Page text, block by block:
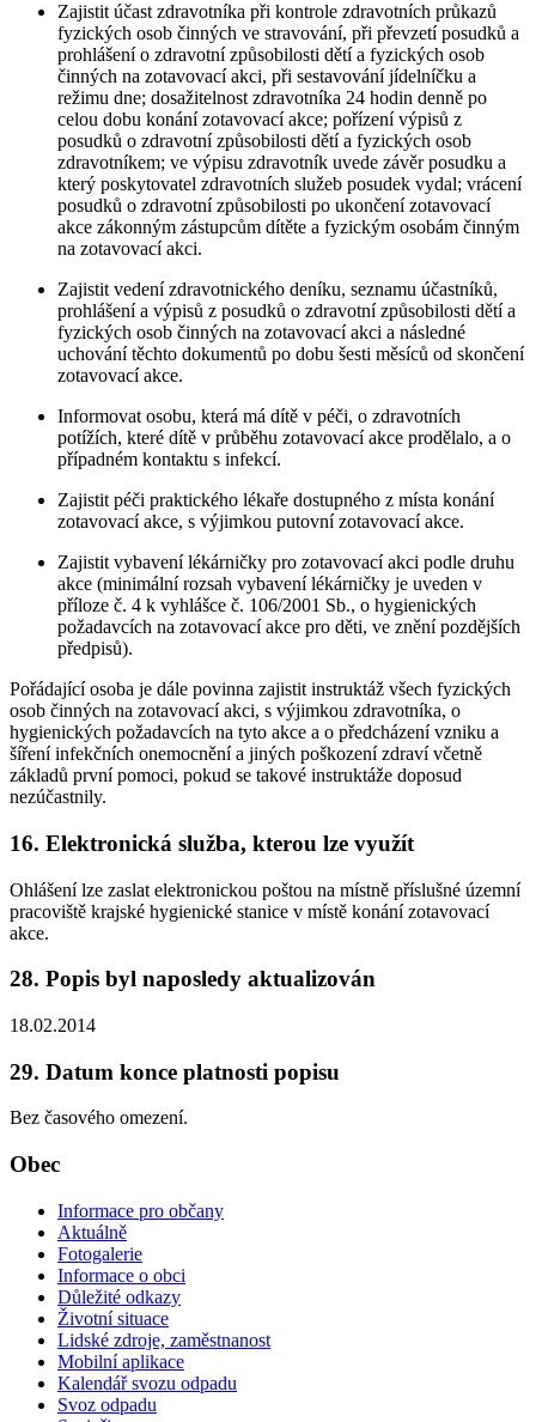
Zajistit účast zdravotníka při kontrole zdravotních průkazů
fyzických osob činných ve stravování, při převzetí posudků a
prohlášení o zdravotní způsobilosti dětí a fyzických osob
činných na zotavovací akci, při sestavování jídelníčku a
režimu dne; dosažitelnost zdravotníka 24 hodin denně po
celou dobu konání zotavovací akce; pořízení výpisů z
posudků o zdravotní způsobilosti dětí a fyzických osob
zdravotníkem; ve výpisu zdravotník uvede závěr posudku a
který poskytovatel zdravotních služeb posudek vydal; vrácení
posudků o zdravotní způsobilosti po ukončení zotavovací
akce zákonným zástupcům dítěte a fyzickým osobám činným
na zotavovací akci.
Zajistit vedení zdravotnického deníku, seznamu účastníků,
prohlášení a výpisů z posudků o zdravotní způsobilosti dětí a
fyzických osob činných na zotavovací akci a následné
uchování těchto dokumentů po dobu šesti měsíců od skončení
zotavovací akce.
Informovat osobu, která má dítě v péči, o zdravotních
potížích, které dítě v průběhu zotavovací akce prodělalo, a o
případném kontaktu s infekcí.
Zajistit péči praktického lékaře dostupného z místa konání
zotavovací akce, s výjimkou putovní zotavovací akce.
Zajistit vybavení lékárničky pro zotavovací akci podle druhu
akce (minimální rozsah vybavení lékárničky je uveden v
příloze č. 4 k vyhlášce č. 106/2001 Sb., o hygienických
požadavcích na zotavovací akce pro děti, ve znění pozdějších
předpisů).
Pořádající osoba je dále povinna zajistit instruktáž všech fyzických
osob činných na zotavovací akci, s výjimkou zdravotníka, o
hygienických požadavcích na tyto akce a o předcházení vzniku a
šíření infekčních onemocnění a jiných poškození zdraví včetně
základů první pomoci, pokud se takové instruktáže doposud
nezúčastnily.
16. Elektronická služba, kterou lze využít
Ohlášení lze zaslat elektronickou poštou na místně příslušné územní
pracoviště krajské hygienické stanice v místě konání zotavovací
akce.
28. Popis byl naposledy aktualizován
18.02.2014
29. Datum konce platnosti popisu
Bez časového omezení.
Obec
Informace pro občany
Aktuálně
Fotogalerie
Informace o obci
Důležité odkazy
Životní situace
Lidské zdroje, zaměstnanost
Mobilní aplikace
Kalendář svozu odpadu
Svoz odpadu